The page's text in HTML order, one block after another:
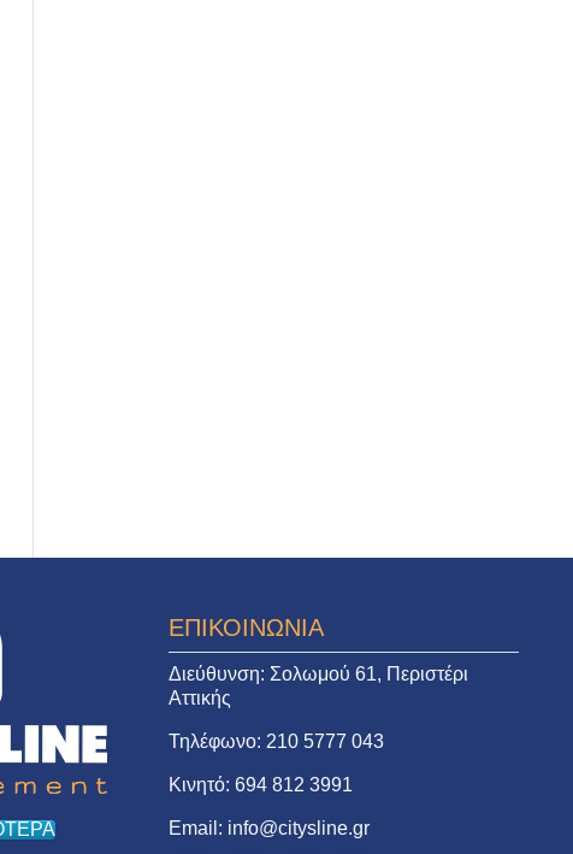
ΕΠΙΚΟΙΝΩΝΙΑ
Διεύθυνση: Σολωμού 61, Περιστέρι
Αττικής
Τηλέφωνο: 210 5777 043
Κινητό: 694 812 3991
Email: info@citysline.gr